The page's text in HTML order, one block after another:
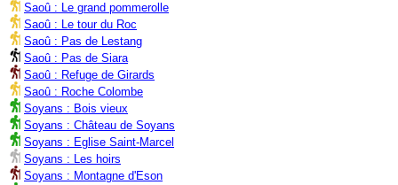
Saoû : Le grand pommerolle
Saoû : Le tour du Roc
Saoû : Pas de Lestang
Saoû : Pas de Siara
Saoû : Refuge de Girards
Saoû : Roche Colombe
Soyans : Bois vieux
Soyans : Château de Soyans
Soyans : Eglise Saint-Marcel
Soyans : Les hoirs
Soyans : Montagne d'Eson